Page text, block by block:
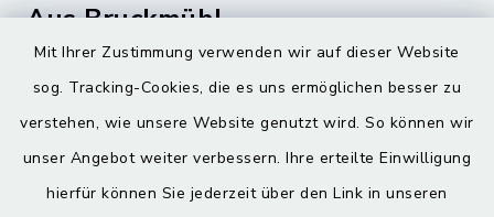
Mit Ihrer Zustimmung verwenden wir auf dieser Website
sog. Tracking-Cookies, die es uns ermöglichen besser zu
verstehen, wie unsere Website genutzt wird. So können wir
unser Angebot weiter verbessern. Ihre erteilte Einwilligung
hierfür können Sie jederzeit über den Link in unseren
Aus Bruckmühl
Digitaler Ortsplan